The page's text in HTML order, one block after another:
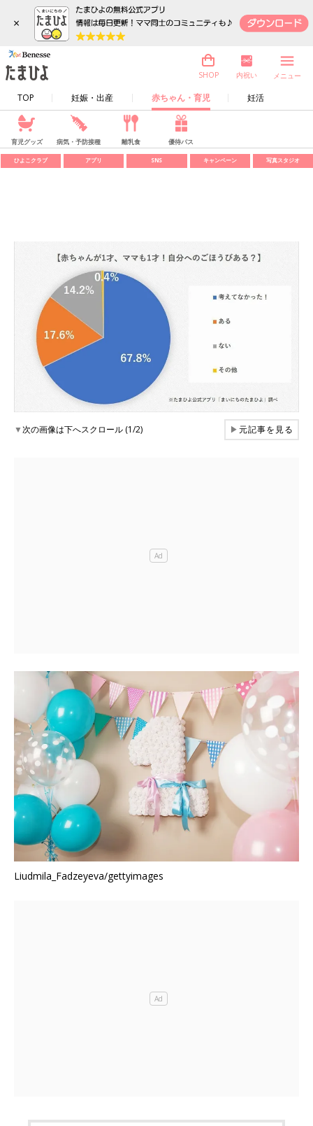
×
TOP 妊娠・出産 赤ちゃん・育児 妊活
SHOP 内祝い メニュー
育児グッズ 病気・予防接種 離乳食 優待パス
ひよこクラブ アプリ SNS キャンペーン 写真スタジオ
▼次の画像は下へスクロール (1/2) ▶元記事を見る
Liudmila_Fadzeyeva/gettyimages